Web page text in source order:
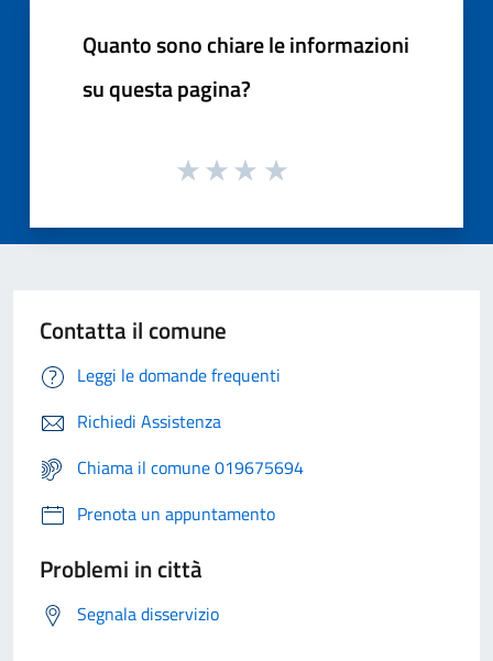
Quanto sono chiare le informazioni
su questa pagina?
Contatta il comune
Leggi le domande frequenti
Richiedi Assistenza
Chiama il comune 019675694
Prenota un appuntamento
Problemi in città
Segnala disservizio